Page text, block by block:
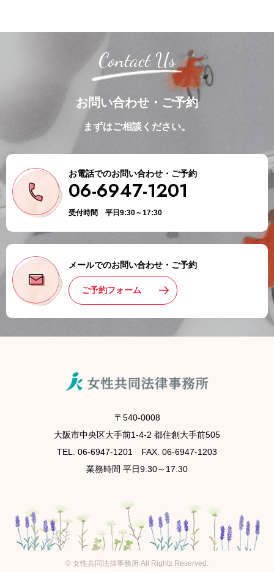
Contact Us
お問い合わせ・ご予約
まずはご相談ください。
お電話でのお問い合わせ・ご予約
06-6947-1201
受付時間 平日9:30～17:30
メールでのお問い合わせ・ご予約
ご予約フォーム
〒540-0008
大阪市中央区大手前1-4-2 都住創大手前505
TEL. 06-6947-1201 FAX. 06-6947-1203
業務時間 平日9:30～17:30
© 女性共同法律事務所 All Rights Reserved.